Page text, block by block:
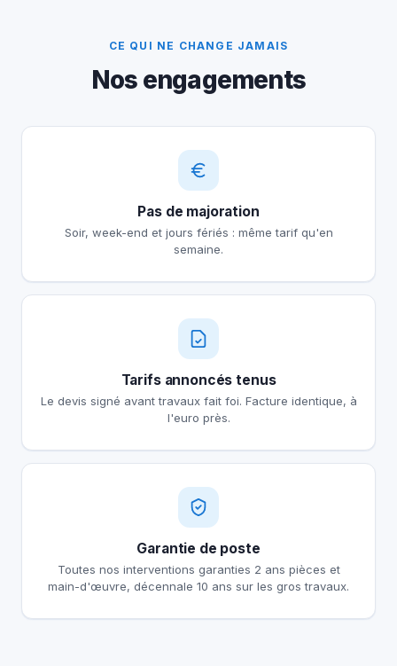
CE QUI NE CHANGE JAMAIS
Nos engagements
Pas de majoration
Soir, week-end et jours fériés : même tarif qu'en
semaine.
Tarifs annoncés tenus
Le devis signé avant travaux fait foi. Facture identique, à
l'euro près.
Garantie de poste
Toutes nos interventions garanties 2 ans pièces et
main-d'œuvre, décennale 10 ans sur les gros travaux.